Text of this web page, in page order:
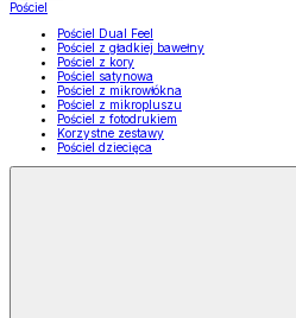
Pościel
Pościel Dual Feel
Pościel z gładkiej bawełny
Pościel z kory
Pościel satynowa
Pościel z mikrowłókna
Pościel z mikropluszu
Pościel z fotodrukiem
Korzystne zestawy
Pościel dziecięca